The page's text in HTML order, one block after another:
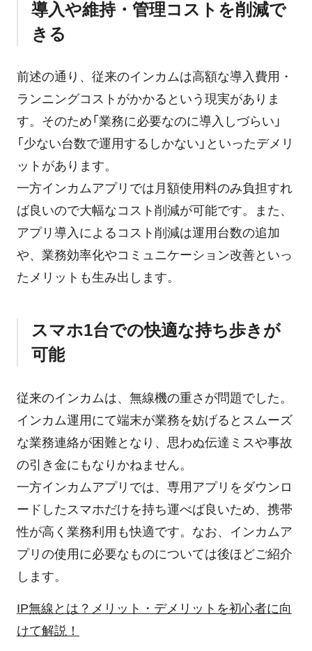
導入や維持・管理コストを削減で
きる
前述の通り、従来のインカムは高額な導入費用・
ランニングコストがかかるという現実がありま
す。そのため「業務に必要なのに導入しづらい」
「少ない台数で運用するしかない」といったデメリ
ットがあります。
一方インカムアプリでは月額使用料のみ負担すれ
ば良いので大幅なコスト削減が可能です。また、
アプリ導入によるコスト削減は運用台数の追加
や、業務効率化やコミュニケーション改善といっ
たメリットも生み出します。
スマホ1台での快適な持ち歩きが
可能
従来のインカムは、無線機の重さが問題でした。
インカム運用にて端末が業務を妨げるとスムーズ
な業務連絡が困難となり、思わぬ伝達ミスや事故
の引き金にもなりかねません。
一方インカムアプリでは、専用アプリをダウンロ
ードしたスマホだけを持ち運べば良いため、携帯
性が高く業務利用も快適です。なお、インカムア
プリの使用に必要なものについては後ほどご紹介
します。
IP無線とは？メリット・デメリットを初心者に向
けて解説！